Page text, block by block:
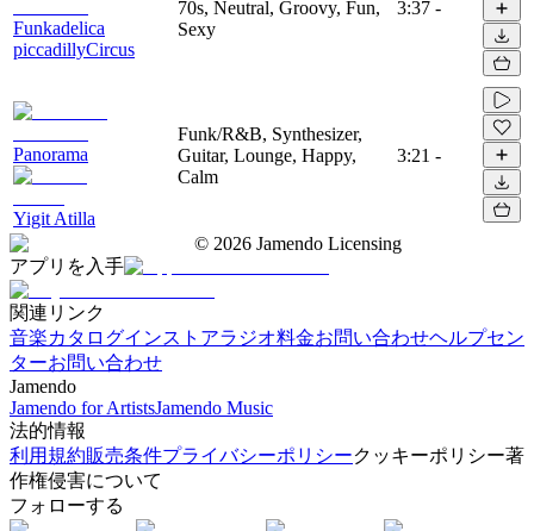
Funkadelica
piccadillyCircus
70s, Neutral, Groovy, Fun,
Sexy
3:37 -
Panorama
Yigit Atilla
Funk/R&B, Synthesizer,
Guitar, Lounge, Happy,
Calm
3:21 -
© 2026 Jamendo Licensing
アプリを入手
関連リンク
音楽カタログインストアラジオ料金お問い合わせヘルプセン
ターお問い合わせ
Jamendo
Jamendo for ArtistsJamendo Music
法的情報
利用規約販売条件プライバシーポリシークッキーポリシー著
作権侵害について
フォローする